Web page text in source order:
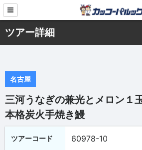
ツアー詳細
名古屋
三河うなぎの兼光とメロン１
本格炭火手焼き鰻
ツアーコード 60978-10